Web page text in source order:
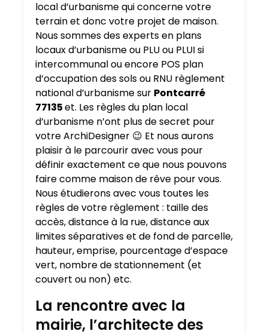
local d’urbanisme qui concerne votre
terrain et donc votre projet de maison.
Nous sommes des experts en plans
locaux d’urbanisme ou PLU ou PLUI si
intercommunal ou encore POS plan
d’occupation des sols ou RNU règlement
national d’urbanisme sur Pontcarré
77135et. Les règles du plan local
d’urbanisme n’ont plus de secret pour
votre ArchiDesigner 😉 Et nous aurons
plaisir à le parcourir avec vous pour
définir exactement ce que nous pouvons
faire comme maison de rêve pour vous.
Nous étudierons avec vous toutes les
règles de votre règlement : taille des
accès, distance à la rue, distance aux
limites séparatives et de fond de parcelle,
hauteur, emprise, pourcentage d’espace
vert, nombre de stationnement (et
couvert ou non) etc.
La rencontre avec la
mairie, l’architecte des